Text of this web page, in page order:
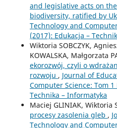
and legislative acts on
biodiversity, ratified by
Technology and
(2017): Edukacja –
Wiktoria SOBCZYK,
KOWALSKA, Małgorzata
ekorozwój, czyli o
rozwoju , Journal of
Computer Science: Tom
Technika – Informatyka
Maciej GLINIAK, Wiktoria
procesy zasolenia gleb ,
Technology and